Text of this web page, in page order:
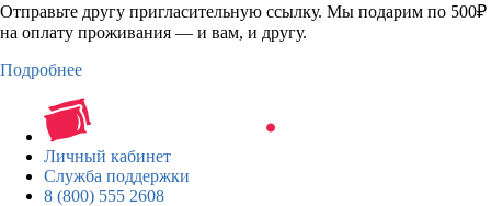
Отправьте другу пригласительную ссылку. Мы подарим по 500₽
на оплату проживания — и вам, и другу.
Подробнее
Личный кабинет
Служба поддержки
8 (800) 555 2608